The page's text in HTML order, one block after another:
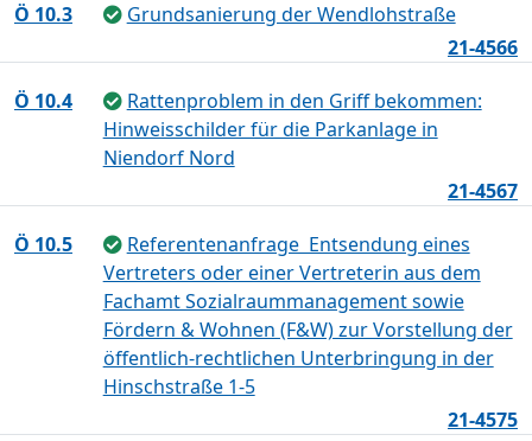
Ö 10.3
Grundsanierung der Wendlohstraße
21-4566
Ö 10.4
Rattenproblem in den Griff bekommen:
Hinweisschilder für die Parkanlage in
Niendorf Nord
21-4567
Ö 10.5
Referentenanfrage  Entsendung eines
Vertreters oder einer Vertreterin aus dem
Fachamt Sozialraummanagement sowie
Fördern & Wohnen (F&W) zur Vorstellung der
öffentlich-rechtlichen Unterbringung in der
Hinschstraße 1-5
21-4575